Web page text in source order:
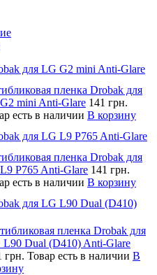
для LG G2 mini Anti-Glare
пленка Drobak для
mini Anti-Glare 141 грн.
есть в наличии В корзину
для LG L9 P765 Anti-Glare
пленка Drobak для
P765 Anti-Glare 141 грн.
есть в наличии В корзину
для LG L90 Dual (D410)
пленка Drobak для
L90 Dual (D410) Anti-Glare
грн. Товар есть в наличии В